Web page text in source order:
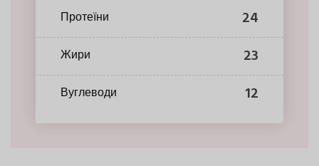
Протеїни 24
Жири 23
Вуглеводи 12